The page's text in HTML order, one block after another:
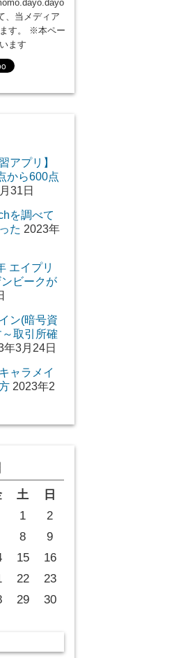
、当メディア
す。 ※本ペー
ます
アプリ】
から600点
31日
を調べて
た 2023年
エイプリ
ビークが
ン(暗号資
取引所確
年3月24日
ャラメイ
2023年2
土
日
1
2
8
9
15
16
22
23
29
30